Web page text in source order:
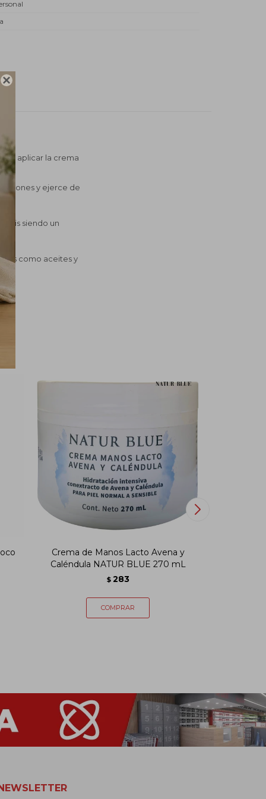

al aplicar la crema
y ejerce de
siendo un
como aceites y
Crema de Manos Lacto Avena y
Caléndula NATUR BLUE 270 mL
$ 283